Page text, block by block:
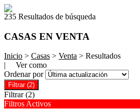
235 Resultados de búsqueda
CASAS EN VENTA
Inicio > Casas > Venta > Resultados
| Ver como
Ordenar por
Filtrar (2)
Filtrar (2)
Filtros Activos